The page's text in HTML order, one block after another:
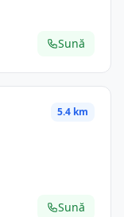
Sună
5.4 km
Sună